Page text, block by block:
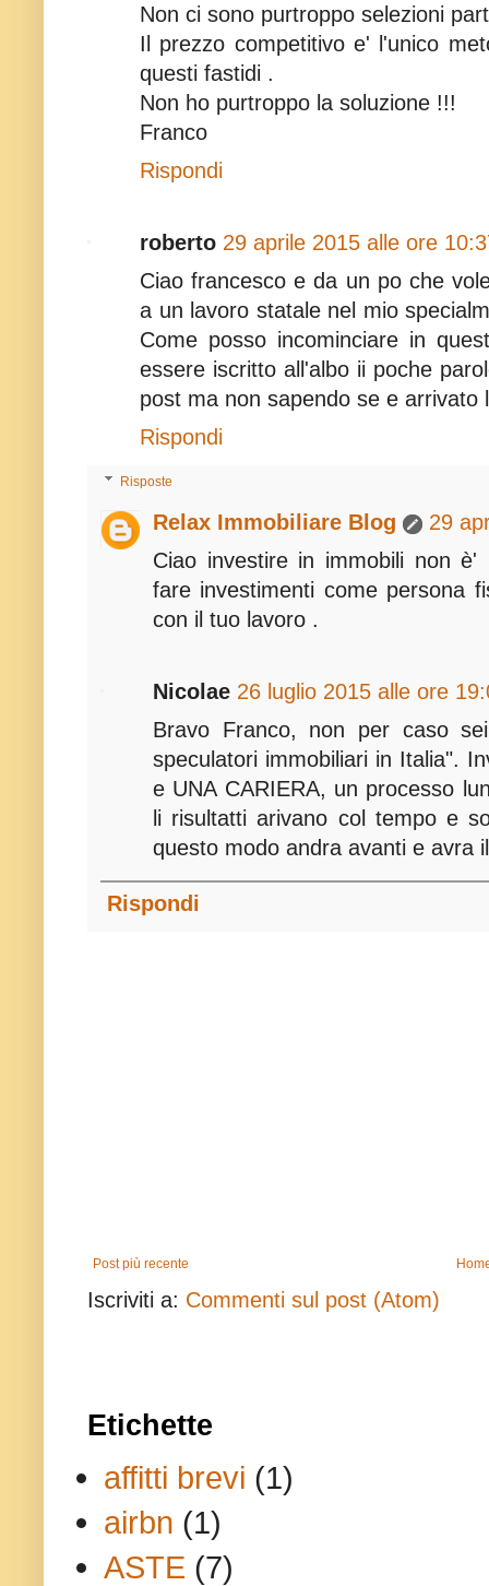
Non ci sono purtroppo selezioni
Il prezzo competitivo e' l'unico
questi fastidi .
Non ho purtroppo la soluzione !!!
Franco
Rispondi
roberto 29 aprile 2015 alle ore
Ciao francesco e da un po che
a un lavoro statale nel mio
Come posso incominciare in
essere iscritto all'albo ii poche
post ma non sapendo se e arrivato
Rispondi
Risposte
Relax Immobiliare Blog
29
Ciao investire in immobili non
fare investimenti come persona
con il tuo lavoro .
Nicolae 26 luglio 2015 alle ore
Bravo Franco, non per caso
speculatori immobiliari in Italia".
e UNA CARIERA, un processo
li risultatti arivano col tempo e
questo modo andra avanti e avra
Rispondi
Post più recente
Iscriviti a: Commenti sul post (Atom)
Etichette
affitti brevi (1)
airbn (1)
ASTE (7)